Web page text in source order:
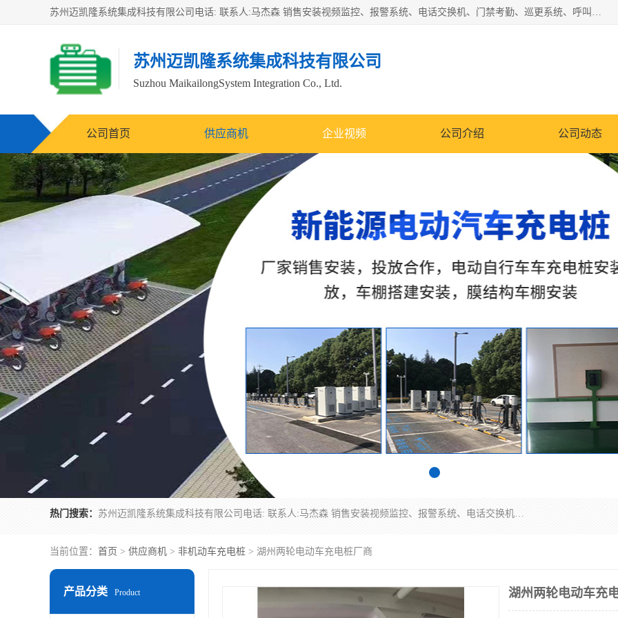
苏州迈凯隆系统集成科技有限公司电话: 联系人:马杰森 销售安装视频监控、报警系统、电话交换机、门禁考勤、巡更系统、呼叫对讲系统、停车场道闸、智能家居、广播系统、综合布线、办公设备、电子商务软件、网络工程、酒店门锁系列 系统集成、VOD视频点播、LED显示屏、节能产品、USP电源、收银机等弱电及智能化项目。
苏州迈凯隆系统集成科技有限公司
Suzhou MaikailongSystem Integration Co., Ltd.
公司首页 供应商机 企业视频 公司介绍 公司动态
热门搜索： 苏州迈凯隆系统集成科技有限公司电话: 联系人:马杰森 销售安装视频监控、报警系统、电话交换机、门禁考勤、巡更系统、呼叫对讲系统、停车场道闸、智能家居、广播系统、综合布线、办公设备、电子商务软件、网络工程、酒店门锁系列 系统集成、VOD视频点播、LED显示屏、节能产品、USP电源、收银机等弱电及智能化项目。
当前位置： 首页 > 供应商机 > 非机动车充电桩 > 湖州两轮电动车充电桩厂商
产品分类 Product 湖州两轮电动车充